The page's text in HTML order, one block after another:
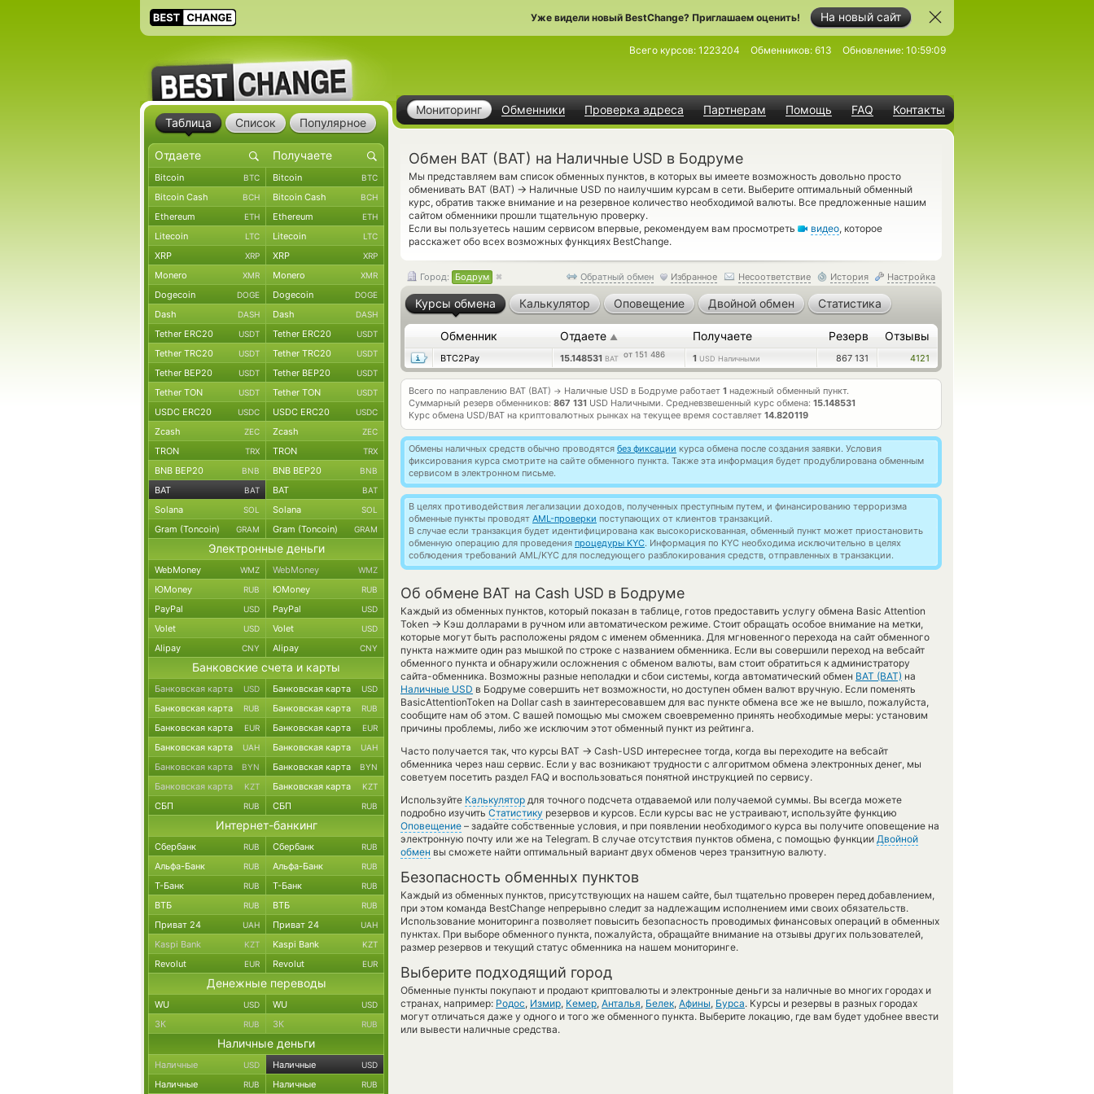
На новый сайт
Уже видели новый BestChange? Приглашаем оценить!
Мониторинг Обменники Проверка адреса Партнерам Помощь FAQ Контакты
Всего курсов: 1223204 Обменников: 613 Обновление: 10:59:09
Обмен BAT (BAT) на Наличные USD в Бодруме
Мы представляем вам список обменных пунктов, в которых вы имеете возможность довольно просто
обменивать BAT (BAT) → Наличные USD по наилучшим курсам в сети. Выберите оптимальный обменный
курс, обратив также внимание и на резервное количество необходимой валюты. Все предложенные нашим
сайтом обменники прошли тщательную проверку.
Если вы пользуетесь нашим сервисом впервые, рекомендуем вам просмотреть
видео, которое
расскажет обо всех возможных функциях BestChange.
Обратный обмен Избранное Несоответствие История Настройка
Город: Бодрум
Курсы обмена Калькулятор Оповещение Двойной обмен Статистика
Обменник Отдаете ▲ Получаете Резерв Отзывы
BTC2Pay 15.148531 BAT от 151 486 1 USD Наличными 867 131 4121
Всего по направлению BAT (BAT) → Наличные USD в Бодруме работает 1 надежный обменный пункт.
Суммарный резерв обменников: 867 131 USD Наличными. Средневзвешенный курс обмена: 15.148531
Курс обмена USD/BAT на криптовалютных рынках на текущее время составляет 14.820119
Обмены наличных средств обычно проводятся без фиксации курса обмена после создания заявки. Условия
фиксирования курса смотрите на сайте обменного пункта. Также эта информация будет продублирована обменным
сервисом в электронном письме.
В целях противодействия легализации доходов, полученных преступным путем, и финансированию терроризма
обменные пункты проводят AML-проверки поступающих от клиентов транзакций.
В случае если транзакция будет идентифицирована как высокорискованная, обменный пункт может приостановить
обменную операцию для проведения процедуры KYC. Информация по KYC необходима исключительно в целях
соблюдения требований AML/KYC для последующего разблокирования средств, отправленных в транзакции.
Об обмене BAT на Cash USD в Бодруме
Каждый из обменных пунктов, который показан в таблице, готов предоставить услугу обмена Basic Attention
Token → Кэш долларами в ручном или автоматическом режиме. Стоит обращать особое внимание на метки,
которые могут быть расположены рядом с именем обменника. Для мгновенного перехода на сайт обменного
пункта нажмите один раз мышкой по строке с названием обменника. Если вы совершили переход на вебсайт
обменного пункта и обнаружили осложнения с обменом валюты, вам стоит обратиться к администратору
сайта-обменника. Возможны разные неполадки и сбои системы, когда автоматический обмен BAT (BAT) на
Наличные USD в Бодруме совершить нет возможности, но доступен обмен валют вручную. Если поменять
BasicAttentionToken на Dollar cash в заинтересовавшем для вас пункте обмена все же не вышло, пожалуйста,
сообщите нам об этом. С вашей помощью мы сможем своевременно принять необходимые меры: установим
причины проблемы, либо же исключим этот обменный пункт из рейтинга.
Часто получается так, что курсы BAT → Cash-USD интереснее тогда, когда вы переходите на вебсайт
обменника через наш сервис. Если у вас возникают трудности с алгоритмом обмена электронных денег, мы
советуем посетить раздел FAQ и воспользоваться понятной инструкцией по сервису.
Используйте Калькулятор для точного подсчета отдаваемой или получаемой суммы. Вы всегда можете
подробно изучить Статистику резервов и курсов. Если курсы вас не устраивают, используйте функцию
Оповещение – задайте собственные условия, и при появлении необходимого курса вы получите оповещение на
электронную почту или же на Telegram. В случае отсутствия пунктов обмена, с помощью функции Двойной
обмен вы сможете найти оптимальный вариант двух обменов через транзитную валюту.
Безопасность обменных пунктов
Каждый из обменных пунктов, присутствующих на нашем сайте, был тщательно проверен перед добавлением,
при этом команда BestChange непрерывно следит за надлежащим исполнением ими своих обязательств.
Использование мониторинга позволяет повысить безопасность проводимых финансовых операций в обменных
пунктах. При выборе обменного пункта, пожалуйста, обращайте внимание на отзывы других пользователей,
размер резервов и текущий статус обменника на нашем мониторинге.
Выберите подходящий город
Обменные пункты покупают и продают криптовалюты и электронные деньги за наличные во многих городах и
странах, например: Родос, Измир, Кемер, Анталья, Белек, Афины, Бурса. Курсы и резервы в разных городах
могут отличаться даже у одного и того же обменного пункта. Выберите локацию, где вам будет удобнее ввести
или вывести наличные средства.
Таблица Список Популярное
Bitcoin BTC Bitcoin BTC
Bitcoin Cash BCH Bitcoin Cash BCH
Ethereum ETH Ethereum ETH
Litecoin LTC Litecoin LTC
XRP XRP XRP XRP
Monero XMR Monero XMR
Dogecoin DOGE Dogecoin DOGE
Dash DASH Dash DASH
Tether ERC20 USDT Tether ERC20 USDT
Tether TRC20 USDT Tether TRC20 USDT
Tether BEP20 USDT Tether BEP20 USDT
Tether TON USDT Tether TON USDT
USDC ERC20 USDC USDC ERC20 USDC
Zcash ZEC Zcash ZEC
TRON TRX TRON TRX
BNB BEP20 BNB BNB BEP20 BNB
BAT BAT BAT BAT
Solana SOL Solana SOL
Gram (Toncoin) GRAM Gram (Toncoin) GRAM
Электронные деньги
WebMoney WMZ WebMoney WMZ
ЮMoney RUB ЮMoney RUB
PayPal USD PayPal USD
Volet USD Volet USD
Alipay CNY Alipay CNY
Банковские счета и карты
Банковская карта USD Банковская карта USD
Банковская карта RUB Банковская карта RUB
Банковская карта EUR Банковская карта EUR
Банковская карта UAH Банковская карта UAH
Банковская карта BYN Банковская карта BYN
Банковская карта KZT Банковская карта KZT
СБП RUB СБП RUB
Интернет-банкинг
Сбербанк RUB Сбербанк RUB
Альфа-Банк RUB Альфа-Банк RUB
Т-Банк RUB Т-Банк RUB
ВТБ RUB ВТБ RUB
Приват 24 UAH Приват 24 UAH
Kaspi Bank KZT Kaspi Bank KZT
Revolut EUR Revolut EUR
Денежные переводы
WU USD WU USD
ЗК RUB ЗК RUB
Наличные деньги
Наличные USD Наличные USD
Наличные RUB Наличные RUB